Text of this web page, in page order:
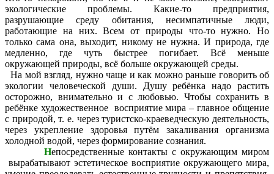
экологические проблемы. Какие-то предприятия,
разрушающие среду обитания, несимпатичные люди,
работающие на них. Всем от природы что-то нужно. Но
только сама она, выходит, никому не нужна. И природа, где
медленно, где чуть быстрее погибает. Всё меньше
окружающей природы, всё больше окружающей среды.
На мой взгляд, нужно чаще и как можно раньше говорить об
экологии человеческой души. Душу ребёнка надо растить
осторожно, внимательно и с любовью. Чтобы сохранить в
ребёнке художественное восприятие мира – главное общение
с природой, т. е. через туристско-краеведческую деятельность,
через укрепление здоровья путём закаливания организма
холодной водой, через формирование сознания.
Непосредственные контакты с окружающим миром
вырабатывают эстетическое восприятие окружающего мира,